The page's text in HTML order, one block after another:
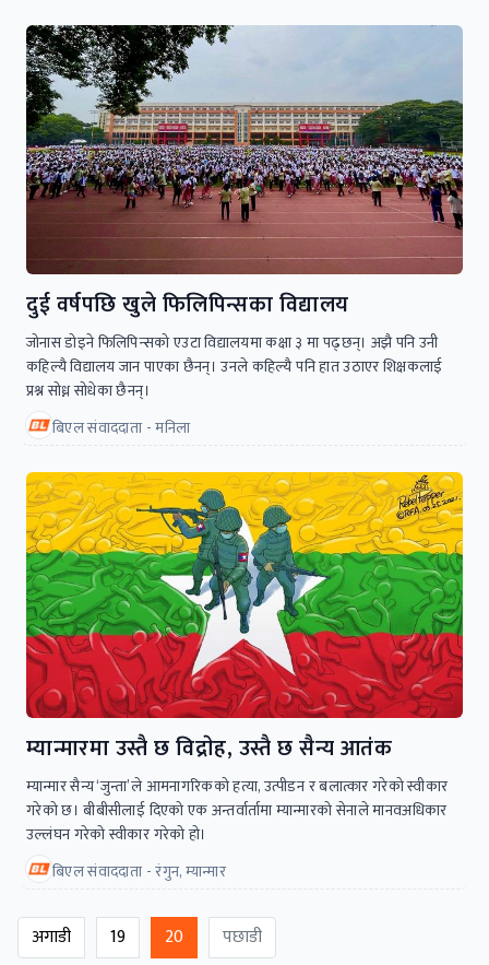
दुई वर्षपछि खुले फिलिपिन्सका विद्यालय
जोनास डोइने फिलिपिन्सको एउटा विद्यालयमा कक्षा ३ मा पढ्छन्। अझै पनि उनी
कहिल्यै विद्यालय जान पाएका छैनन्। उनले कहिल्यै पनि हात उठाएर शिक्षकलाई
प्रश्न सोध्न सोधेका छैनन्।
बिएल संवाददाता - मनिला
म्यान्मारमा उस्तै छ विद्राेह, उस्तै छ सैन्य आतंक
म्यान्मार सैन्य ‘जुन्ता’ले आमनागरिकको हत्या, उत्पीडन र बलात्कार गरेको स्वीकार
गरेकाे छ। बीबीसीलाई दिएको एक अन्तर्वार्तामा म्यान्मारको सेनाले मानवअधिकार
उल्लंघन गरेको स्वीकार गरेको हो।
बिएल संवाददाता - रंगुन, म्यान्मार
अगाडी 19 20 पछाडी